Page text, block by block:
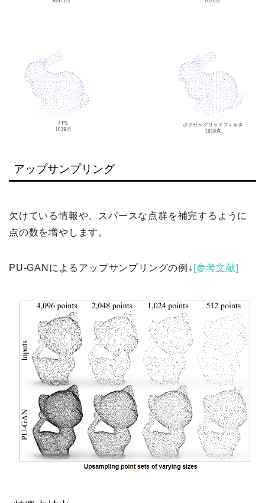
アップサンプリング
欠けている情報や、スパースな点群を補完するように
点の数を増やします。
PU-GANによるアップサンプリングの例↓ [参考文献]